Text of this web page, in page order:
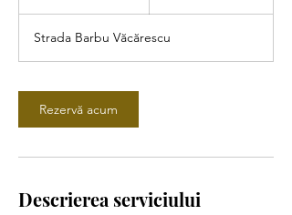
m
i
Strada Barbu Văcărescu
Rezervă acum
Descrierea serviciului